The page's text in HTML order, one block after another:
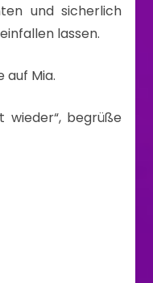
und sicherlich
lassen.
auf Mia.
wieder“, begrüße